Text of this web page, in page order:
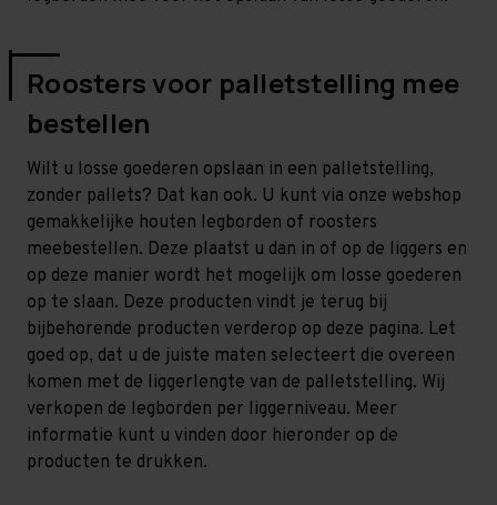
Roosters voor palletstelling mee
bestellen
Wilt u losse goederen opslaan in een palletstelling,
zonder pallets? Dat kan ook. U kunt via onze webshop
gemakkelijke houten legborden of roosters
meebestellen. Deze plaatst u dan in of op de liggers en
op deze manier wordt het mogelijk om losse goederen
op te slaan. Deze producten vindt je terug bij
bijbehorende producten verderop op deze pagina. Let
goed op, dat u de juiste maten selecteert die overeen
komen met de liggerlengte van de palletstelling. Wij
verkopen de legborden per liggerniveau. Meer
informatie kunt u vinden door hieronder op de
producten te drukken.